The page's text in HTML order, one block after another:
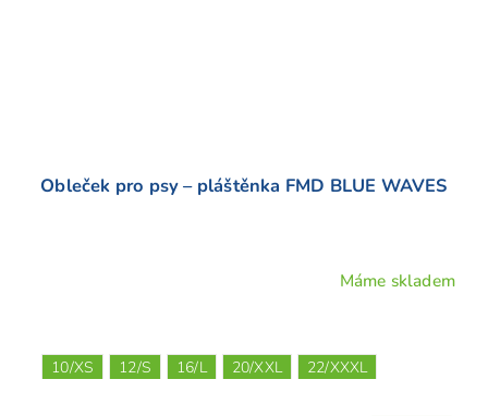
Obleček pro psy – pláštěnka FMD BLUE WAVES
Máme skladem
10/XS 12/S 16/L 20/XXL 22/XXXL